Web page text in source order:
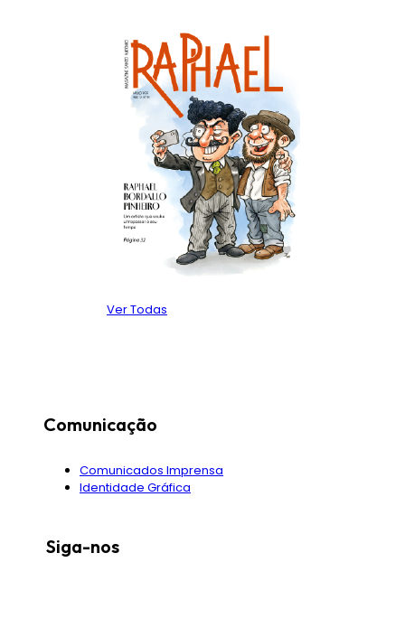
Ver Todas
Comunicação
Comunicados Imprensa
Identidade Gráfica
Siga-nos